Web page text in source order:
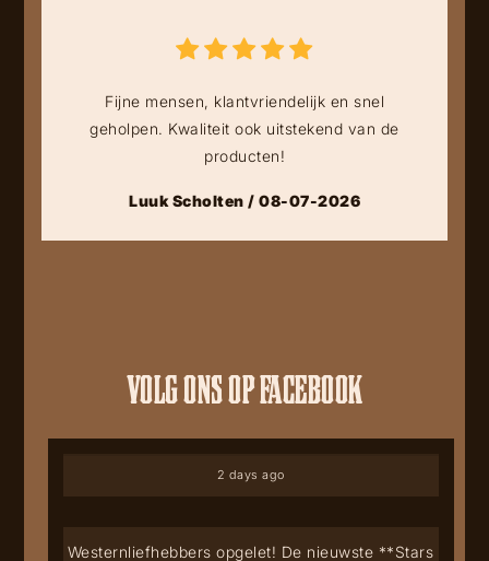
Fijne mensen, klantvriendelijk en snel
geholpen. Kwaliteit ook uitstekend van de
producten!
Luuk Scholten / 08-07-2026
VOLG ONS OP FACEBOOK
2 days ago
Westernliefhebbers opgelet! De nieuwste **Stars